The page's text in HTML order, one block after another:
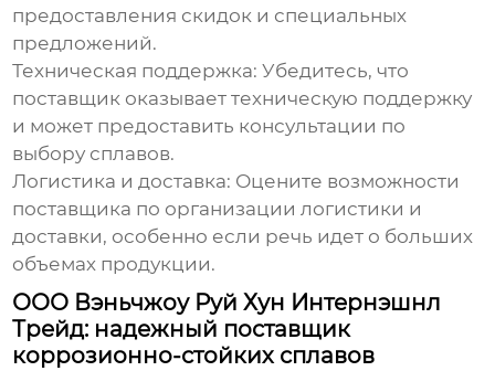
предоставления скидок и специальных
предложений.
Техническая поддержка: Убедитесь, что
поставщик оказывает техническую поддержку
и может предоставить консультации по
выбору сплавов.
Логистика и доставка: Оцените возможности
поставщика по организации логистики и
доставки, особенно если речь идет о больших
объемах продукции.
ООО Вэньчжоу Руй Хун Интернэшнл
Трейд: надежный поставщик
коррозионно-стойких сплавов